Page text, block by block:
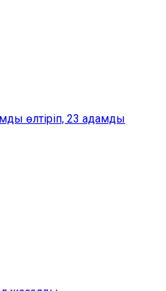
өлтіріп, 23 адамды